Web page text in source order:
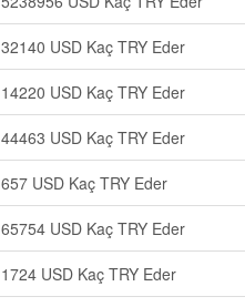
32140 USD Kaç TRY Eder
14220 USD Kaç TRY Eder
44463 USD Kaç TRY Eder
657 USD Kaç TRY Eder
65754 USD Kaç TRY Eder
1724 USD Kaç TRY Eder